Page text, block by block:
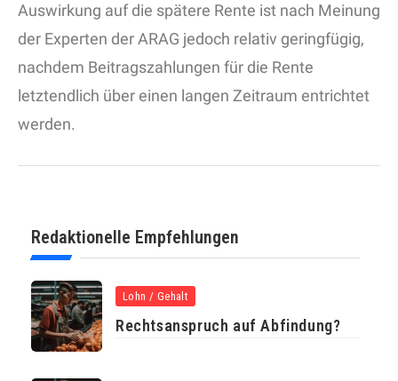
Auswirkung auf die spätere Rente ist nach Meinung
der Experten der ARAG jedoch relativ geringfügig,
nachdem Beitragszahlungen für die Rente
letztendlich über einen langen Zeitraum entrichtet
werden.
Redaktionelle Empfehlungen
Lohn / Gehalt
Rechtsanspruch auf Abfindung?